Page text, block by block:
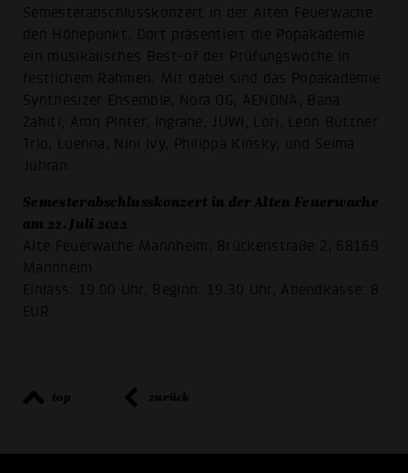
Semesterabschlusskonzert in der Alten Feuerwache
den Höhepunkt. Dort präsentiert die Popakademie
ein musikalisches Best-of der Prüfungswoche in
festlichem Rahmen. Mit dabei sind das Popakademie
Synthesizer Ensemble, Nora OG, AENONA, Bana
Zahiti, Aron Pinter, Ingrane, JUWI, Lori, Leon Büttner
Trio, Luenna, Nini Ivy, Philippa Kinsky, und Selma
Juhran.
Semesterabschlusskonzert in der Alten Feuerwache
am 22. Juli 2022
Alte Feuerwache Mannheim, Brückenstraße 2, 68169
Mannheim
Einlass: 19.00 Uhr, Beginn: 19.30 Uhr, Abendkasse: 8
EUR
top zurück